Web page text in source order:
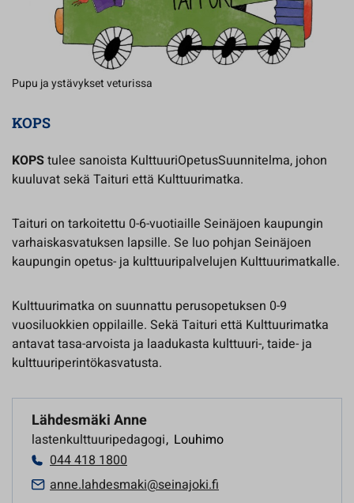
Pupu ja ystävykset veturissa
KOPS
KOPStulee sanoista KulttuuriOpetusSuunnitelma, johon
kuuluvat sekä Taituri että Kulttuurimatka.
Taituri on tarkoitettu 0-6-vuotiaille Seinäjoen kaupungin
varhaiskasvatuksen lapsille. Se luo pohjan Seinäjoen
kaupungin opetus- ja kulttuuripalvelujen Kulttuurimatkalle.
Kulttuurimatka on suunnattu perusopetuksen 0-9
vuosiluokkien oppilaille. Sekä Taituri että Kulttuurimatka
antavat tasa-arvoista ja laadukasta kulttuuri-, taide- ja
kulttuuriperintökasvatusta.
Lähdesmäki Anne
lastenkulttuuripedagogi, Louhimo
044 418 1800
anne.lahdesmaki@seinajoki.fi